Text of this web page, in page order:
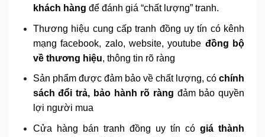
khách hàng để đánh giá “chất lượng” tranh.
Thương hiệu cung cấp tranh đồng uy tín có kênh
mạng facebook, zalo, website, youtube đồng bộ
về thương hiệu, thông tin rõ ràng
Sản phẩm được đảm bảo về chất lượng, có chính
sách đổi trả, bảo hành rõ ràng đảm bảo quyền
lợi người mua
Cửa hàng bán tranh đồng uy tín có giá thành